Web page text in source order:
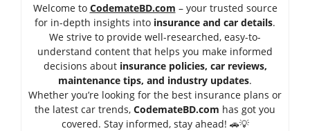
Welcome to CodemateBD.com – your trusted source
for in-depth insights into insurance and car details.
We strive to provide well-researched, easy-to-
understand content that helps you make informed
decisions about insurance policies, car reviews,
maintenance tips, and industry updates.
Whether you’re looking for the best insurance plans or
the latest car trends, CodemateBD.com has got you
covered. Stay informed, stay ahead! 🚗💡